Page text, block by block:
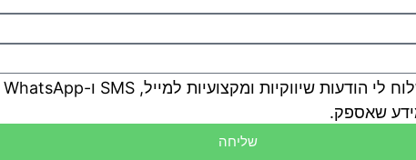
שאספק.
שליחה